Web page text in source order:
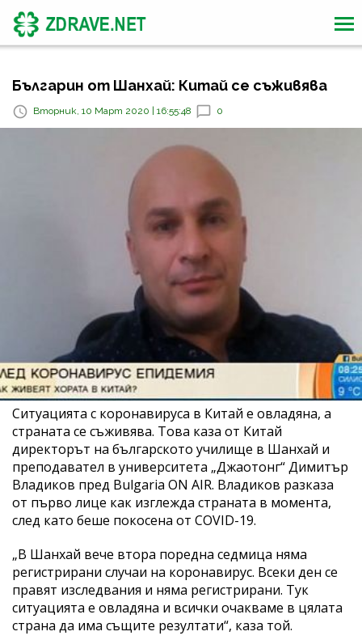
Българин от Шанхай: Китай се съживява
Вторник, 10 Март 2020 | 16:55:48 0
Ситуацията с коронавируса в Китай е овладяна, а
страната се съживява. Това каза от Китай
директорът на българското училище в Шанхай и
преподавател в университета „Джаотонг“ Димитър
Владиков пред Bulgaria ON AIR. Владиков разказа
от първо лице как изглежда страната в момента,
след като беше покосена от COVID-19.
„В Шанхай вече втора поредна седмица няма
регистрирани случаи на коронавирус. Всеки ден се
правят изследвания и няма регистрирани. Тук
ситуацията е овладяна и всички очакваме в цялата
страна да има същите резултати“, каза той.